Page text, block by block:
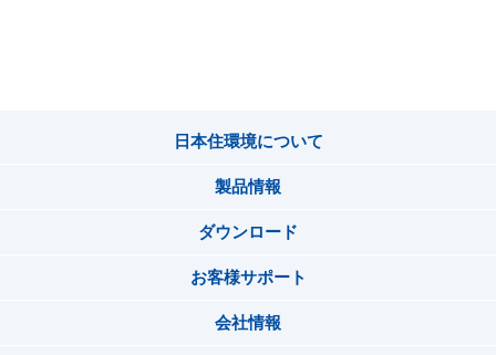
日本住環境について
製品情報
ダウンロード
お客様サポート
会社情報